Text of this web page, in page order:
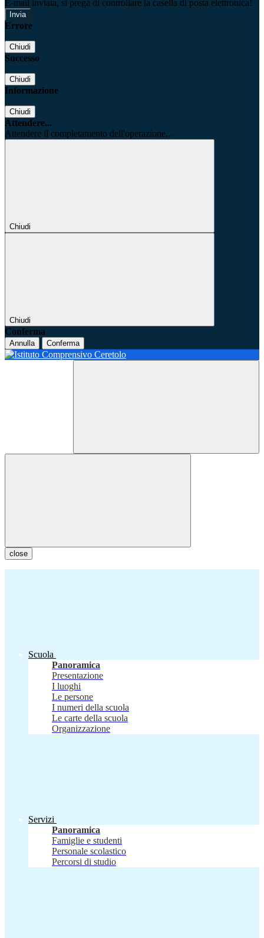
E-mail inviata, si prega di controllare la casella di posta elettronica!
Errore
Chiudi
Successo
Chiudi
Informazione
Chiudi
Attendere...
Attendere il completamento dell'operazione...
Chiudi
Chiudi
Conferma
Annulla Conferma
close
Scuola
Panoramica
Presentazione
I luoghi
Le persone
I numeri della scuola
Le carte della scuola
Organizzazione
Servizi
Panoramica
Famiglie e studenti
Personale scolastico
Percorsi di studio